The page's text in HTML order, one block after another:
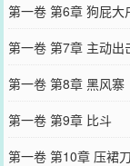
第一卷 第6章 狗屁大
第一卷 第7章 主动出
第一卷 第8章 黑风寨
第一卷 第9章 比斗
第一卷 第10章 压裙刀